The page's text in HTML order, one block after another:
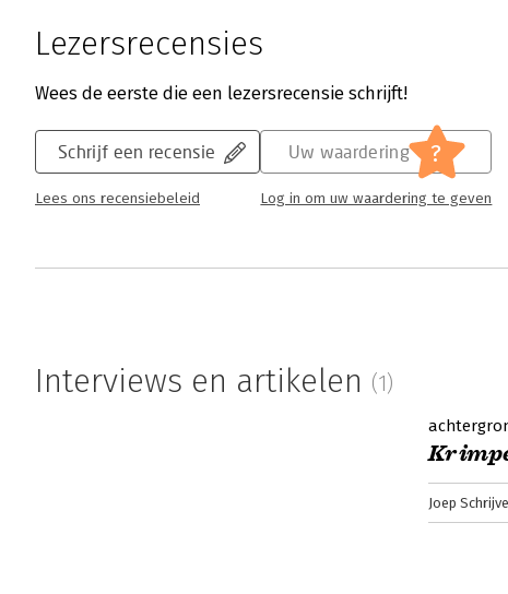
Lezersrecensies
Wees de eerste die een lezersrecensie schrijft!
Schrijf een recensie
Lees ons recensiebeleid
Uw waardering ?
Log in om uw waardering te geven
Interviews en artikelen (1)
Joep